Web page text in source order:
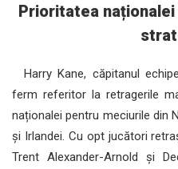
Prioritatea
Harry Kane, căpitanul
ferm referitor la retragerile
naționalei pentru meciurile din
și Irlandei. Cu opt jucători
Trent Alexander-Arnold și